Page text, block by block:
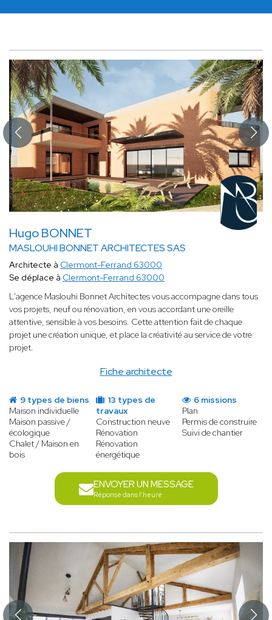
Hugo BONNET
MASLOUHI BONNET ARCHITECTES SAS
Fiche architecte
Architecte à Clermont-Ferrand 63000
Se déplace à Clermont-Ferrand 63000
L'agence Maslouhi Bonnet Architectes vous accompagne dans tous
vos projets, neuf ou rénovation, en vous accordant une oreille
attentive, sensible à vos besoins. Cette attention fait de chaque
projet une création unique, et place la créativité au service de votre
projet.
9 types de biens
Maison individuelle
Maison passive /
écologique
Chalet / Maison en
bois
13 types de
travaux
Construction neuve
Rénovation
Rénovation
énergétique
6 missions
Plan
Permis de construire
Suivi de chantier
ENVOYER UN MESSAGE
Réponse dans l'heure